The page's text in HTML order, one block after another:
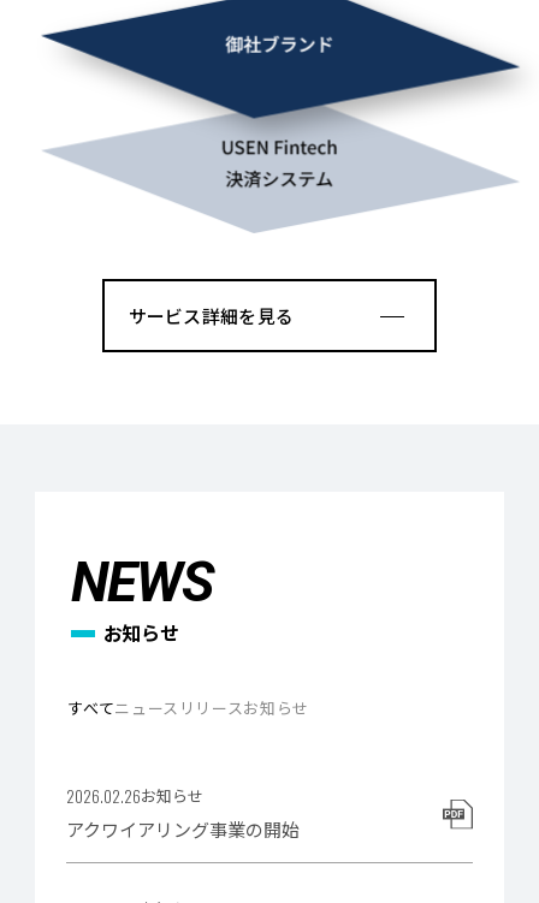
サービス詳細を見る
NEWS
お知らせ
すべてニュースリリースお知らせ
2026.02.26お知らせ
アクワイアリング事業の開始
2025.05.01ニュースリリース
事業継承に関するご案内
2026.02.26お知らせ
アクワイアリング事業の開始